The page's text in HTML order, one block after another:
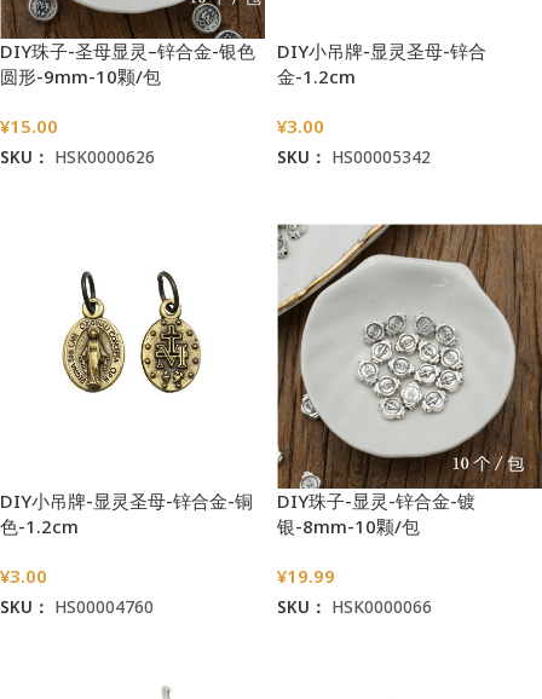
DIY珠子-圣母显灵–锌合金-银色
圆形-9mm-10颗/包
¥15.00
SKU： HSK0000626
DIY小吊牌-显灵圣母-锌合
金-1.2cm
¥3.00
SKU： HS00005342
DIY小吊牌-显灵圣母-锌合金-铜
色-1.2cm
¥3.00
SKU： HS00004760
DIY珠子-显灵-锌合金-镀
银-8mm-10颗/包
¥19.99
SKU： HSK0000066